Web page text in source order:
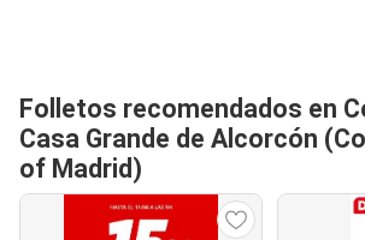
Folletos recomendados en
Casa Grande de Alcorcón
of Madrid)